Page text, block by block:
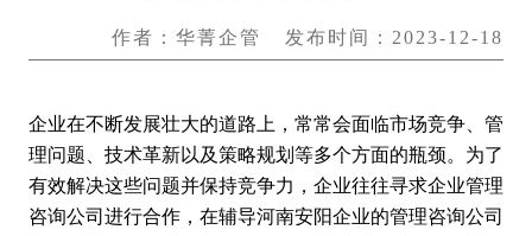
作者：华菁企管 发布时间：2023-12-18
企业在不断发展壮大的道路上，常常会面临市场竞争、管
理问题、技术革新以及策略规划等多个方面的瓶颈。为了
有效解决这些问题并保持竞争力，企业往往寻求企业管理
咨询公司 进行合作，在辅导河南安阳企业的管理咨询公司